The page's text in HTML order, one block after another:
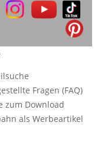
Fragen (FAQ)
zum Download
als Werbeartikel